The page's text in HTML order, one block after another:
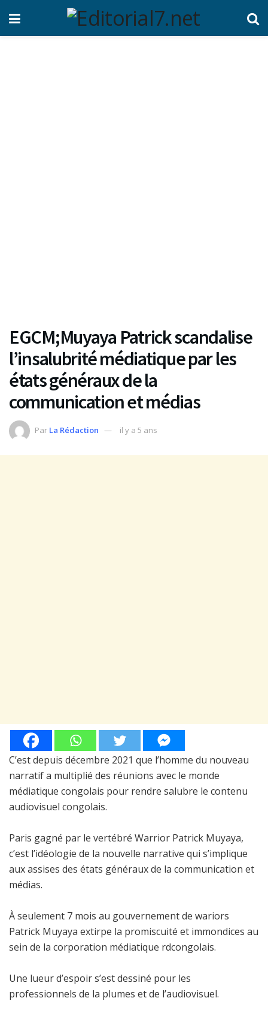
EGCM;Muyaya Patrick scandalise
l’insalubrité médiatique par les
états généraux de la
communication et médias
Par La Rédaction il y a 5 ans
C’est depuis décembre 2021 que l’homme du nouveau
narratif a multiplié des réunions avec le monde
médiatique congolais pour rendre salubre le contenu
audiovisuel congolais.
Paris gagné par le vertébré Warrior Patrick Muyaya,
c’est l’idéologie de la nouvelle narrative qui s’implique
aux assises des états généraux de la communication et
médias.
À seulement 7 mois au gouvernement de wariors
Patrick Muyaya extirpe la promiscuité et immondices au
sein de la corporation médiatique rdcongolais.
Une lueur d’espoir s’est dessiné pour les
professionnels de la plumes et de l’audiovisuel.